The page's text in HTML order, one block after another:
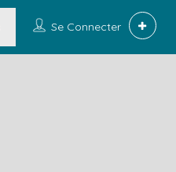
Se Connecter